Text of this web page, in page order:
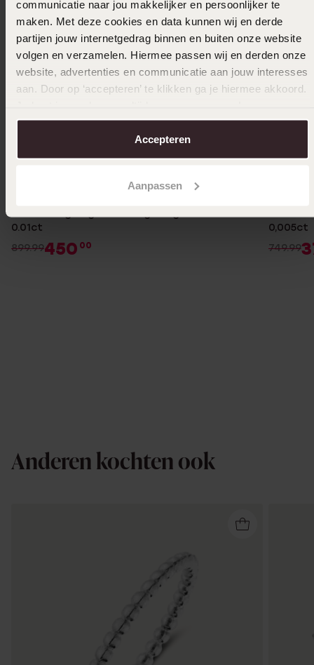
communicatie naar jou makkelijker en persoonlijker te
maken. Met deze cookies en data kunnen wij en derde
partijen jouw internetgedrag binnen en buiten onze website
volgen en verzamelen. Hiermee passen wij en derden onze
website, advertenties en communicatie aan jouw interesses
aan. Door op ‘accepteren’ te klikken ga je hiermee akkoord.
over in onscookiebeleid.
Accepteren
Aanpassen
0.01ct
899.99450 00
0,005ct
749.99
Anderen kochten ook